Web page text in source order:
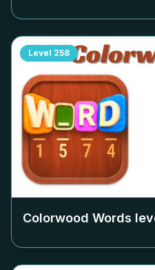
Level 258
Colorwood Words